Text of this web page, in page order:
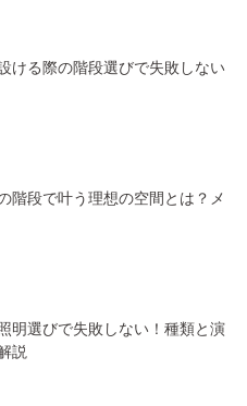
ける際の階段選びで失敗しない
階段で叶う理想の空間とは？メ
明選びで失敗しない！種類と演
説